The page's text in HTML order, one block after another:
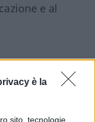
è la
sito, tecnologie
e al
senso generale